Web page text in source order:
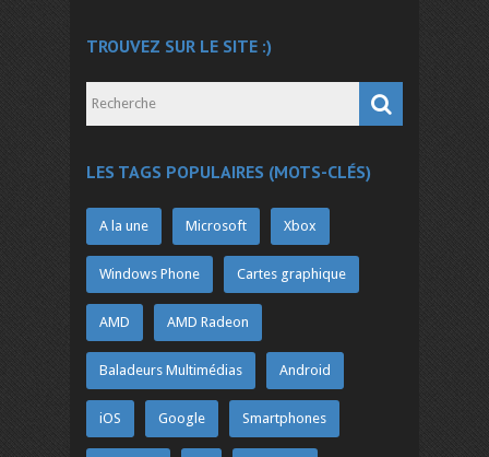
TROUVEZ SUR LE SITE :)
LES TAGS POPULAIRES (MOTS-CLÉS)
A la une Microsoft Xbox
Windows Phone Cartes graphique
AMD AMD Radeon
Baladeurs Multimédias Android
iOS Google Smartphones